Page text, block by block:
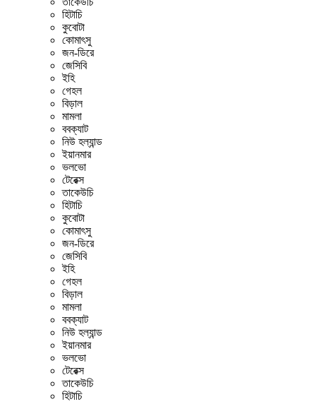
হিটাচি
কুবোটা
কোমাৎসু
জন-ডিরে
জেসিবি
ইহি
গেহল
বিড়াল
মামলা
ববক্যাট
নিউ হল্যান্ড
ইয়ানমার
ভলভো
টেরেক্স
তাকেউচি
হিটাচি
কুবোটা
কোমাৎসু
জন-ডিরে
জেসিবি
ইহি
গেহল
বিড়াল
মামলা
ববক্যাট
নিউ হল্যান্ড
ইয়ানমার
ভলভো
টেরেক্স
তাকেউচি
হিটাচি